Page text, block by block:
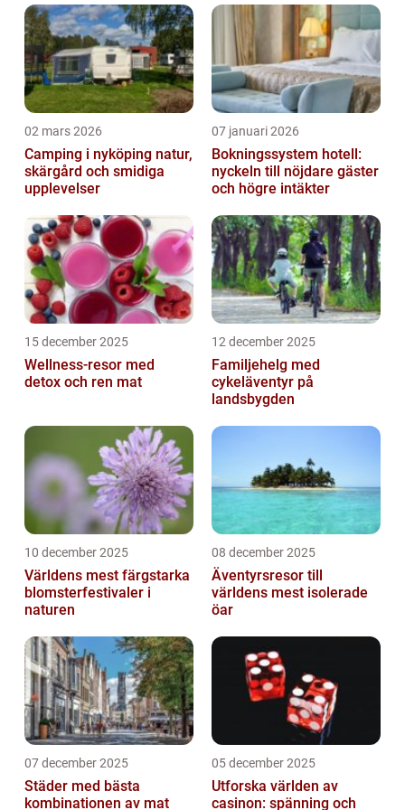
02 mars 2026
Camping i nyköping natur,
skärgård och smidiga
upplevelser
07 januari 2026
Bokningssystem hotell:
nyckeln till nöjdare gäster
och högre intäkter
15 december 2025
Wellness-resor med
detox och ren mat
12 december 2025
Familjehelg med
cykeläventyr på
landsbygden
10 december 2025
Världens mest färgstarka
blomsterfestivaler i
naturen
08 december 2025
Äventyrsresor till
världens mest isolerade
öar
07 december 2025
Städer med bästa
kombinationen av mat
05 december 2025
Utforska världen av
casinon: spänning och